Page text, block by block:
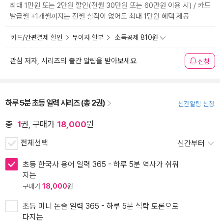
최대 1만원 또는 2만원 할인(전월 30만원 또는 60만원 이용 시) / 카드
발급월 +1개월까지는 전월 실적이 없어도 최대 1만원 혜택 제공
카드/간편결제 할인 무이자 할부 소득공제 810원
관심 저자, 시리즈의 출간 알림을 받아보세요 신청
하루 5분 초등 일력 시리즈 (총 2권) 신간알림 신청
총 1권, 구매가 18,000원
전체선택 신간부터
초등 한국사 용어 일력 365 - 하루 5분 역사가 쉬워
지는
구매가18,000원
초등 미니 논술 일력 365 - 하루 5분 식탁 토론으로
다지는